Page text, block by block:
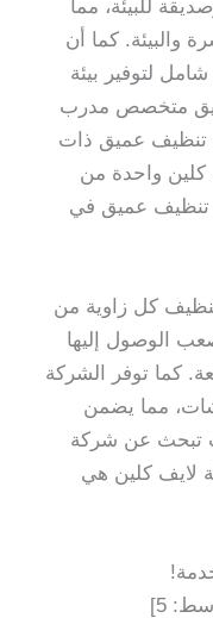
للبيئة، مما
والبيئة. كما أن
لتوفير بيئة
متخصص مدرب
تنظيف عميق ذات
كلين واحدة من
تنظيف عميق في
كل زاوية من
الوصول إليها
كما توفر الشركة
مما يضمن
تبحث عن شركة
لايف كلين هي
5
]